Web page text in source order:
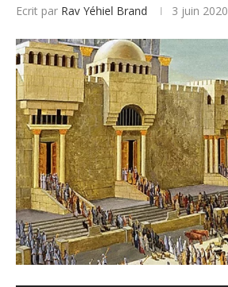
Ecrit par Rav Yéhiel Brand 3 juin 2020